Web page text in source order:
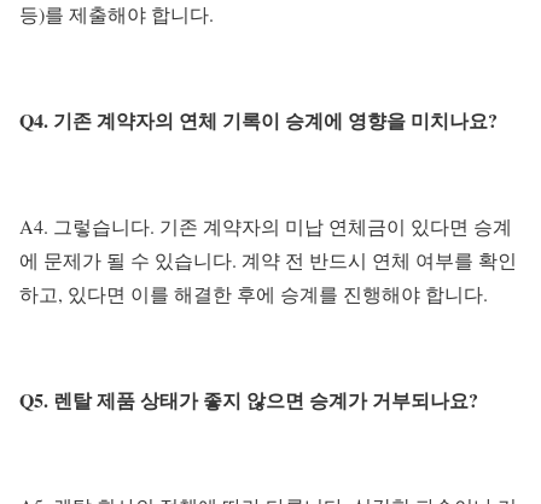
등)를 제출해야 합니다.
Q4. 기존 계약자의 연체 기록이 승계에 영향을 미치나요?
A4. 그렇습니다. 기존 계약자의 미납 연체금이 있다면 승계
에 문제가 될 수 있습니다. 계약 전 반드시 연체 여부를 확인
하고, 있다면 이를 해결한 후에 승계를 진행해야 합니다.
Q5. 렌탈 제품 상태가 좋지 않으면 승계가 거부되나요?